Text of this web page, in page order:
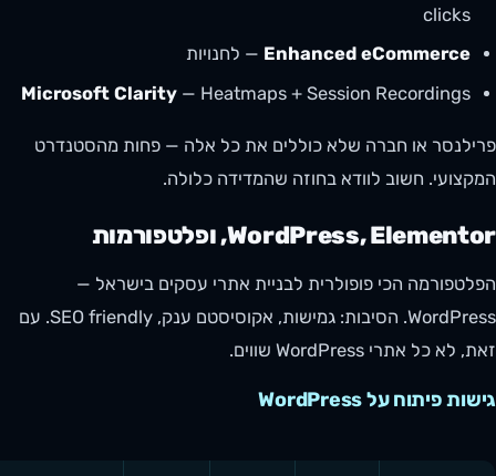
clicks
Enhanced eCommerce — לחנויות
Microsoft Clarity— Heatmaps + Session Recordings
פרילנסר או חברה שלא כוללים את כל אלה — פחות מהסטנדרט
המקצועי. חשוב לוודא בחוזה שהמדידה כלולה.
WordPress, Elementor, ופלטפורמות
הפלטפורמה הכי פופולרית לבניית אתרי עסקים בישראל —
WordPress. הסיבות: גמישות, אקוסיסטם ענק, SEO friendly. עם
זאת, לא כל אתרי WordPress שווים.
גישות פיתוח על WordPress